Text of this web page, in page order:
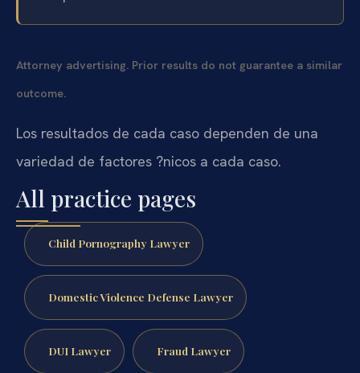
Attorney advertising. Prior results do not guarantee a similar
outcome.
Los resultados de cada caso dependen de una
variedad de factores ?nicos a cada caso.
All practice pages
Child Pornography Lawyer
Domestic Violence Defense Lawyer
DUI Lawyer Fraud Lawyer